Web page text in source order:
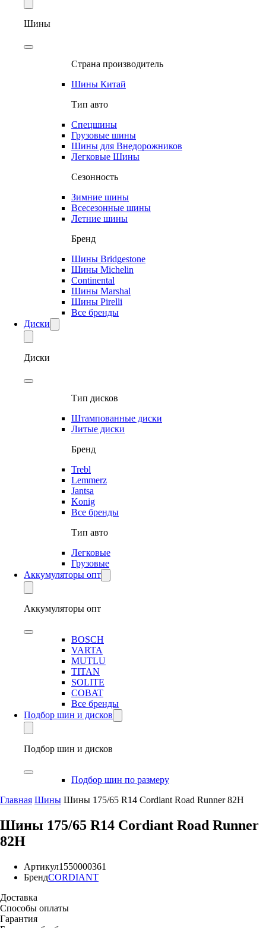
Шины
Страна производитель
Шины Китай
Тип авто
Спецшины
Грузовые шины
Шины для Внедорожников
Легковые Шины
Сезонность
Зимние шины
Всесезонные шины
Летние шины
Бренд
Шины Bridgestone
Шины Michelin
Continental
Шины Marshal
Шины Pirelli
Все бренды
Диски
Диски
Тип дисков
Штампованные диски
Литые диски
Бренд
Trebl
Lemmerz
Jantsa
Konig
Все бренды
Тип авто
Легковые
Грузовые
Аккумуляторы опт
Аккумуляторы опт
BOSCH
VARTA
MUTLU
TITAN
SOLITE
COBAT
Все бренды
Подбор шин и дисков
Подбор шин и дисков
Подбор шин по размеру
Главная Шины Шины 175/65 R14 Cordiant Road Runner 82H
Шины 175/65 R14 Cordiant Road Runner
82H
Артикул1550000361
БрендCORDIANT
Доставка
Способы оплаты
Гарантия